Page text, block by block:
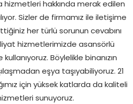
hizmetleri hakkında merak edilen
Sizler de firmamız ile iletişime
her türlü sorunun cevabını
hizmetlerimizde asansörlü
Böylelikle binanızın
eşya taşıyabiliyoruz. 21
için yüksek katlarda da kaliteli
sunuyoruz.